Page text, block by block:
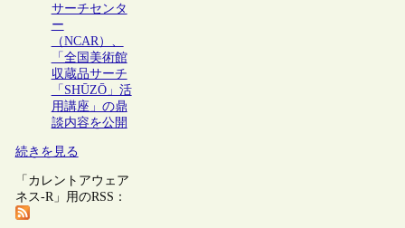
サーチセンタ
ー
（NCAR）、
「全国美術館
収蔵品サーチ
「SHŪZŌ」活
用講座」の鼎
談内容を公開
続きを見る
「カレントアウェア
ネス-R」用のRSS：